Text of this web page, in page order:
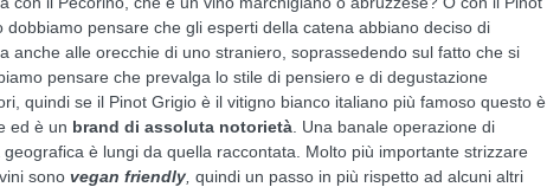
pensare che gli esperti della catena abbiano deciso di
anche alle orecchie di uno straniero, soprassedendo sul fatto che si
pensare che prevalga lo stile di pensiero e di degustazione
quindi se il Pinot Grigio è il vitigno bianco italiano più famoso questo è
ed è un brand di assoluta notorietà . Una banale operazione di
è lungi da quella raccontata. Molto più importante strizzare
sono vegan friendly quindi un passo in più rispetto ad alcuni altri